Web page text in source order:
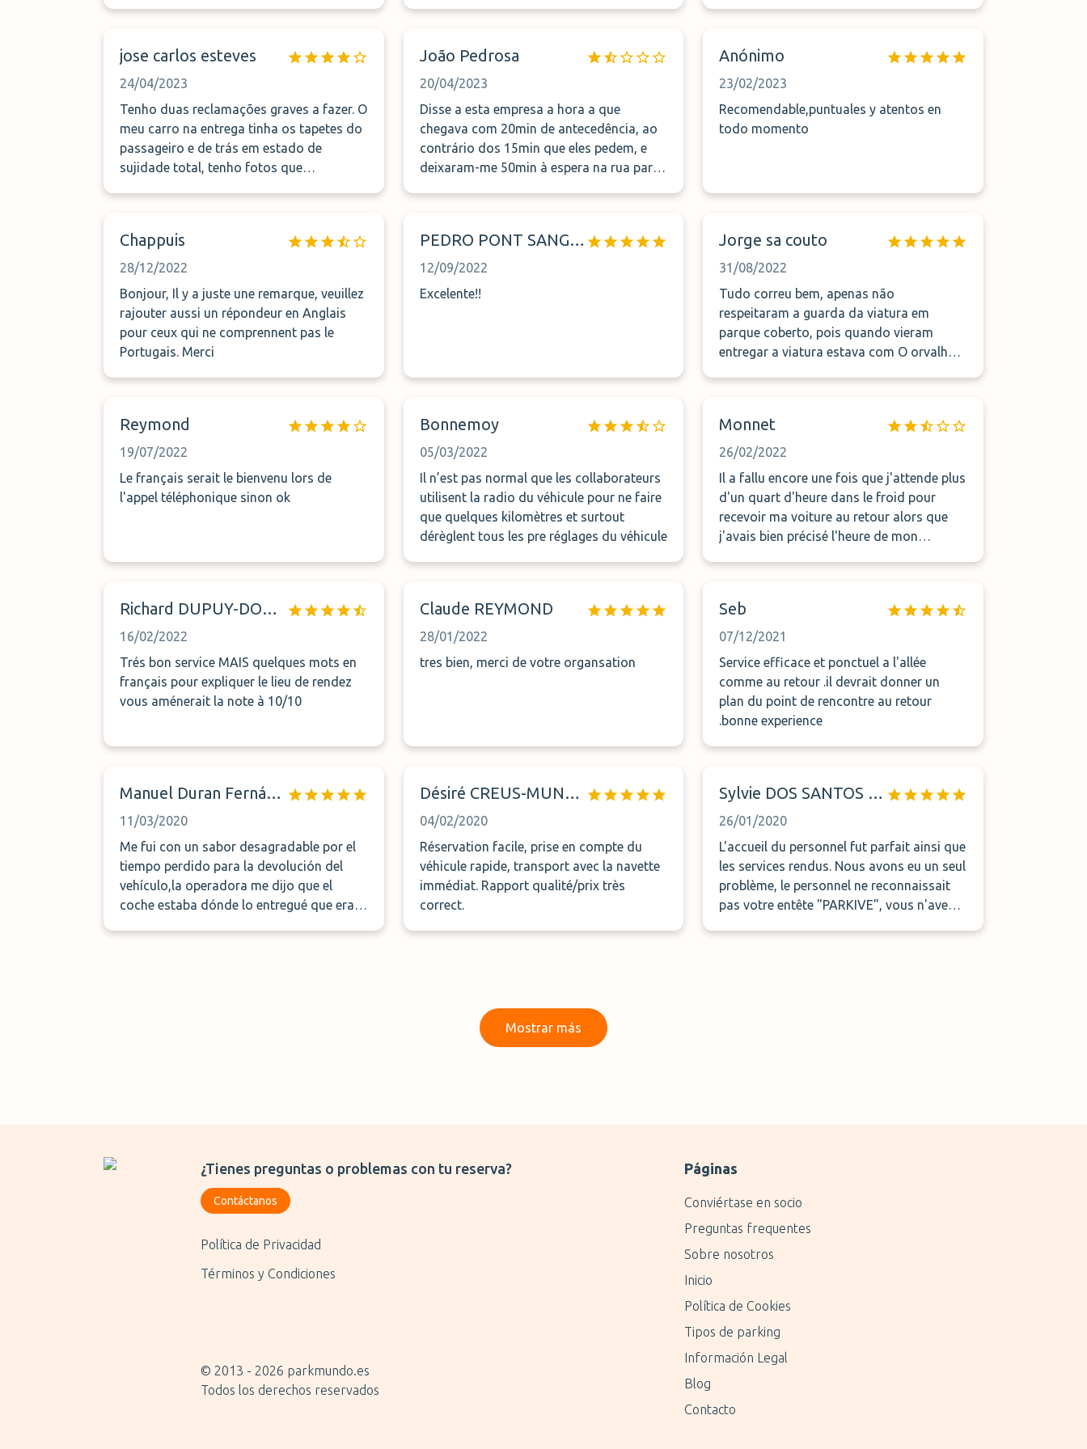
jose carlos esteves
24/04/2023
Tenho duas reclamações graves a fazer. O
meu carro na entrega tinha os tapetes do
passageiro e de trás em estado de
sujidade total, tenho fotos que
para proveito próprio, tinha autonomia
para 195Km na entrega e na recolha tinha
a autonomia para apenas 98km. Acho
lamentável e um abuso as situações
decorridas, irei formalizar este assunto
de forma oficial, e espero uma resposta
adequada o mais breve possível.
João Pedrosa
20/04/2023
Disse a esta empresa a hora a que
chegava com 20min de antecedência, ao
contrário dos 15min que eles pedem, e
deixaram-me 50min à espera na rua para
manhã e queria tudo menos expor a
minha filha ao frio que estava. Diziam
constantemente que estavam a chegar,
depois que já lá estavam, sem estarem, e
certeza com outra empresa ou, se não
estacionar o carro onde for possível e
Anónimo
23/02/2023
Recomendable,puntuales y atentos en
todo momento
Chappuis
28/12/2022
Bonjour, Il y a juste une remarque, veuillez
rajouter aussi un répondeur en Anglais
pour ceux qui ne comprennent pas le
Portugais. Merci
PEDRO PONT SANGUINO
12/09/2022
Excelente!!
Jorge sa couto
31/08/2022
Tudo correu bem, apenas não
respeitaram a guarda da viatura em
parque coberto, pois quando vieram
entregar a viatura estava com O orvalho
repetirei e aconselharei o serviço.
Reymond
19/07/2022
Le français serait le bienvenu lors de
l'appel téléphonique sinon ok
Bonnemoy
05/03/2022
Il n’est pas normal que les collaborateurs
utilisent la radio du véhicule pour ne faire
que quelques kilomètres et surtout
dérèglent tous les pre réglages du véhicule
Monnet
26/02/2022
Il a fallu encore une fois que j'attende plus
d'un quart d'heure dans le froid pour
recevoir ma voiture au retour alors que
j'avais bien précisé l'heure de mon
Richard DUPUY-DOURREAU
16/02/2022
Trés bon service MAIS quelques mots en
français pour expliquer le lieu de rendez
vous aménerait la note à 10/10
Claude REYMOND
28/01/2022
tres bien, merci de votre organsation
Seb
07/12/2021
Service efficace et ponctuel a l'allée
comme au retour .il devrait donner un
plan du point de rencontre au retour
.bonne experience
Manuel Duran Fernández
11/03/2020
Me fui con un sabor desagradable por el
tiempo perdido para la devolución del
vehículo,la operadora me dijo que el
coche estaba dónde lo entregué que era
Désiré CREUS-MUNTAL
04/02/2020
Réservation facile, prise en compte du
véhicule rapide, transport avec la navette
immédiat. Rapport qualité/prix très
correct.
Sylvie DOS SANTOS DIONISIO
26/01/2020
L'accueil du personnel fut parfait ainsi que
les services rendus. Nous avons eu un seul
problème, le personnel ne reconnaissait
pas votre entête "PARKIVE", vous n'avez
Mostrar más
¿Tienes preguntas o problemas con tu reserva?
Contáctanos
Política de Privacidad
Términos y Condiciones
© 2013 - 2026 parkmundo.es
Todos los derechos reservados
Páginas
Conviértase en socio
Preguntas frequentes
Sobre nosotros
Inicio
Política de Cookies
Tipos de parking
Información Legal
Blog
Contacto